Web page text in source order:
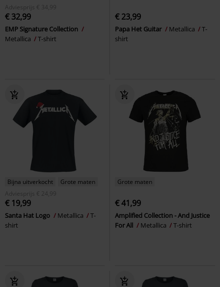
Adviesprijs
€ 34,99
€ 32,99
EMP Signature Collection
Metallica
T-shirt
€ 23,99
Papa Het Guitar Metallica
T-
shirt
Bijna uitverkocht
Grote maten
Adviesprijs
€ 24,99
€ 19,99
Santa Hat Logo Metallica
T-
shirt
Grote maten
€ 41,99
Amplified Collection - And Justice
For All
Metallica T-shirt